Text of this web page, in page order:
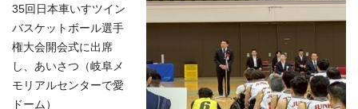
35回日本車いすツイン
バスケットボール選手
権大会開会式に出席
し、あいさつ（岐阜メ
モリアルセンターで愛
ドーム）